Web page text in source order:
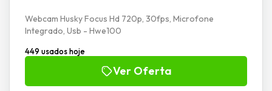
Webcam Husky Focus Hd 720p, 30fps, Microfone
Integrado, Usb - Hwe100
449 usados hoje
Ver Oferta